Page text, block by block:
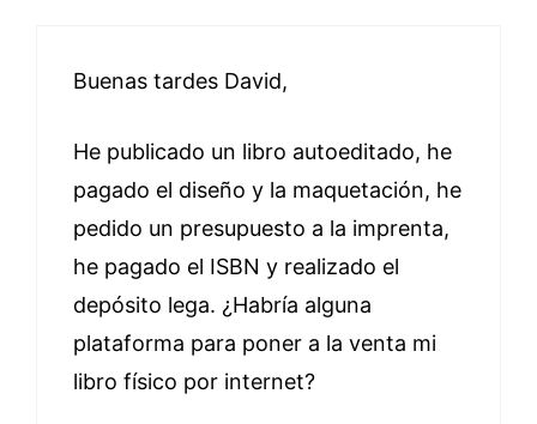
Buenas tardes David,
He publicado un libro autoeditado, he
pagado el diseño y la maquetación, he
pedido un presupuesto a la imprenta,
he pagado el ISBN y realizado el
depósito lega. ¿Habría alguna
plataforma para poner a la venta mi
libro físico por internet?